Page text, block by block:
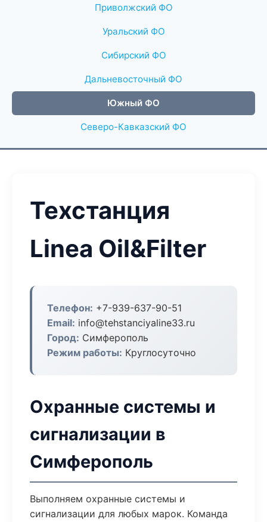
Приволжский ФО
Уральский ФО
Сибирский ФО
Дальневосточный ФО
Южный ФО
Северо-Кавказский ФО
Техстанция
Linea Oil&Filter
Телефон: +7-939-637-90-51
Email: info@tehstanciyaline33.ru
Город: Симферополь
Режим работы: Круглосуточно
Охранные системы и
сигнализации в
Симферополь
Выполняем охранные системы и
сигнализации для любых марок. Команда